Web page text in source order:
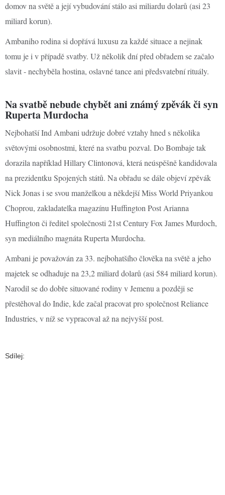
domov na světě a její vybudování stálo asi miliardu dolarů (asi 23
miliard korun).
Ambaniho rodina si dopřává luxusu za každé situace a nejinak
tomu je i v případě svatby. Už několik dní před obřadem se začalo
slavit - nechyběla hostina, oslavné tance ani předsvatební rituály.
Na svatbě nebude chybět ani známý zpěvák či syn
Ruperta Murdocha
Nejbohatší Ind Ambani udržuje dobré vztahy hned s několika
světovými osobnostmi, které na svatbu pozval. Do Bombaje tak
dorazila například Hillary Clintonová, která neúspěšně kandidovala
na prezidentku Spojených států. Na obřadu se dále objeví zpěvák
Nick Jonas i se svou manželkou a někdejší Miss World Priyankou
Choprou, zakladatelka magazínu Huffington Post Arianna
Huffington či ředitel společnosti 21st Century Fox James Murdoch,
syn mediálního magnáta Ruperta Murdocha.
Ambani je považován za 33. nejbohatšího člověka na světě a jeho
majetek se odhaduje na 23,2 miliard dolarů (asi 584 miliard korun).
Narodil se do dobře situované rodiny v Jemenu a později se
přestěhoval do Indie, kde začal pracovat pro společnost Reliance
Industries, v níž se vypracoval až na nejvyšší post.
Sdílej: